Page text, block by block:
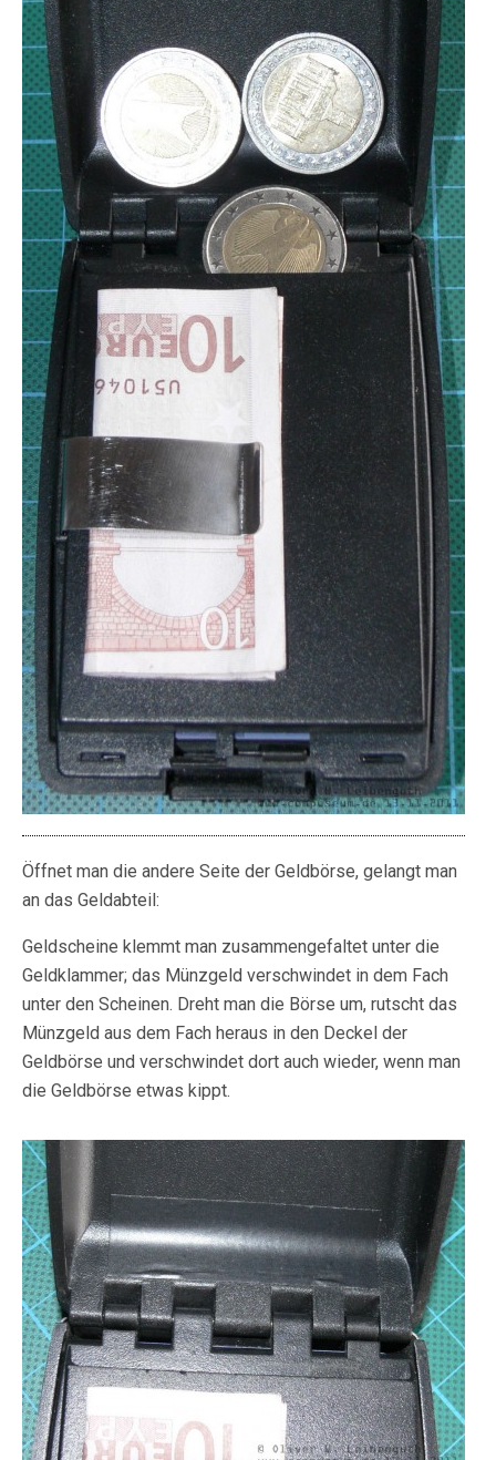
Öffnet man die andere Seite der Geldbörse, gelangt man
an das Geldabteil:
Geldscheine klemmt man zusammengefaltet unter die
Geldklammer; das Münzgeld verschwindet in dem Fach
unter den Scheinen. Dreht man die Börse um, rutscht das
Münzgeld aus dem Fach heraus in den Deckel der
Geldbörse und verschwindet dort auch wieder, wenn man
die Geldbörse etwas kippt.